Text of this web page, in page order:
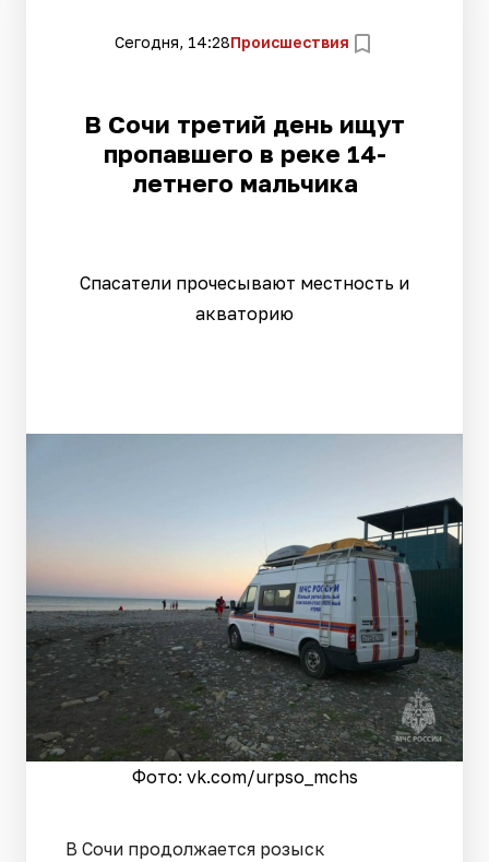
Сегодня, 14:28Происшествия
В Сочи третий день ищут
пропавшего в реке 14-
летнего мальчика
Спасатели прочесывают местность и
акваторию
Фото: vk.com/urpso_mchs
В Сочи продолжается розыск